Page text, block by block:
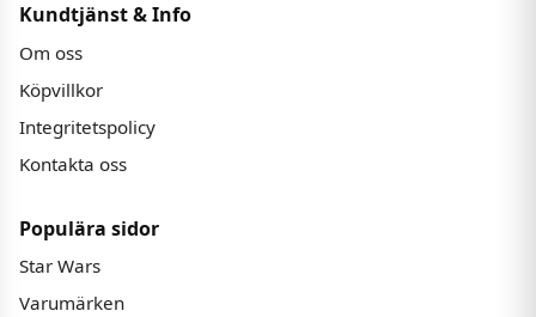
Kundtjänst & Info
Om oss
Köpvillkor
Integritetspolicy
Kontakta oss
Populära sidor
Star Wars
Varumärken